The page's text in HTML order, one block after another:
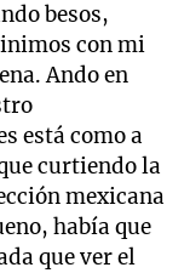
besos,
con mi
Ando en
está como a
curtiendo la
mexicana
había que
que ver el